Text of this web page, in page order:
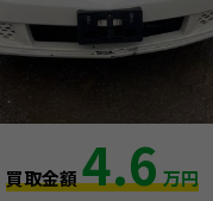
買取金額4.6万円